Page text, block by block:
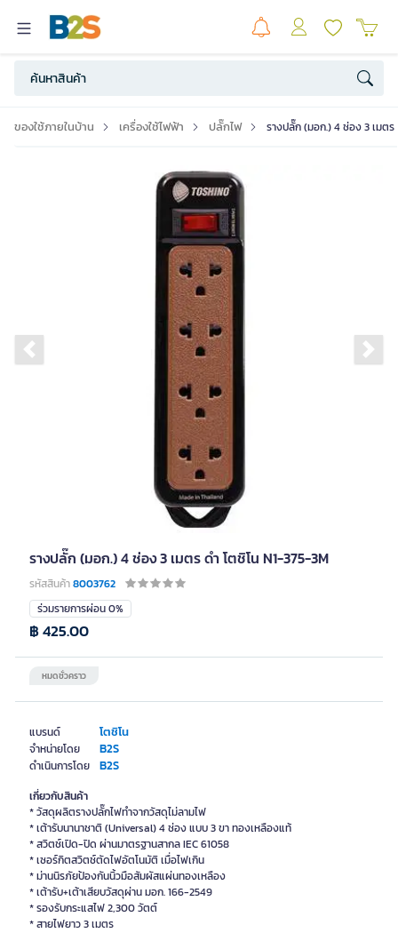
ของใช้ภายในบ้าน เครื่องใช้ไฟฟ้า ปลั๊กไฟ รางปลั๊ก (มอก.) 4 ช่อง 3 เมตร
Previous slide
รางปลั๊ก (มอก.) 4 ช่อง 3 เมตร ดำ โตชิโน N1-375-3M
รหัสสินค้า8003762
แบรนด์ โตชิโน
จำหน่ายโดย B2S
ดำเนินการโดย B2S
ร่วมรายการผ่อน 0%
หมดชั่วคราว
฿ 425.00
เกี่ยวกับสินค้า
* วัสดุผลิตรางปลั๊กไฟทำจากวัสดุไม่ลามไฟ
* เต้ารับนานาชาติ (Universal) 4 ช่อง แบบ 3 ขา ทองเหลืองแท้
* สวิตช์เปิด-ปิด ผ่านมาตรฐานสากล IEC 61058
* เซอร์กิตสวิตช์ตัดไฟอัตโนมัติ เมื่อไฟเกิน
* ม่านนิรภัยป้องกันนิ้วมือสัมผัสแผ่นทองเหลือง
* เต้ารับ+เต้าเสียบวัสดุผ่าน มอก. 166-2549
* รองรับกระแสไฟ 2,300 วัตต์
* สายไฟยาว 3 เมตร